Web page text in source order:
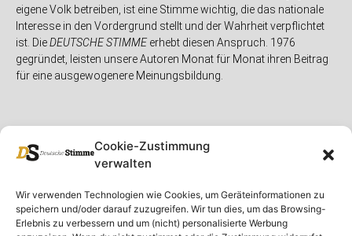
Cookie-Zustimmung
verwalten
Wir verwenden Technologien wie Cookies, um Geräteinformationen zu
speichern und/oder darauf zuzugreifen. Wir tun dies, um das Browsing-
Erlebnis zu verbessern und um (nicht) personalisierte Werbung
eigene Volk betreiben, ist eine Stimme wichtig, die das nationale
Interesse in den Vordergrund stellt und der Wahrheit verpflichtet
ist. DieDEUTSCHE STIMMEerhebt diesen Anspruch. 1976
gegründet, leisten unsere Autoren Monat für Monat ihren Beitrag
für eine ausgewogenere Meinungsbildung.
Unser Magazin
Spenden
Rubriken
Deutschland
Rechtliches
Rechtliche Hinweise